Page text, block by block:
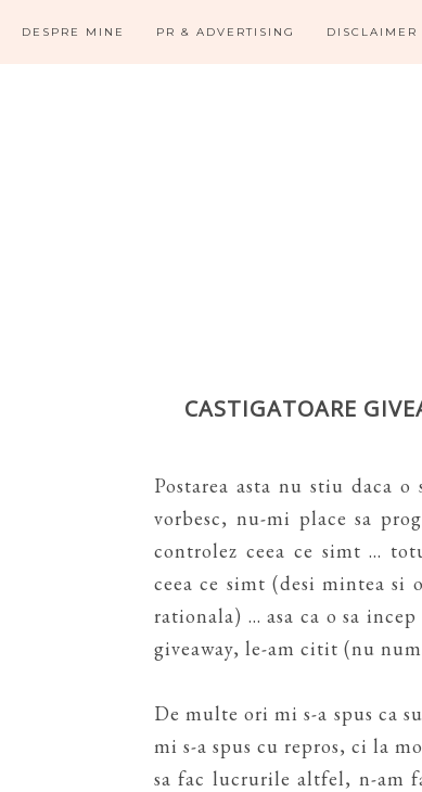
DESPRE MINE PR & ADVERTISING DISCLAIMER
CASTIGATOARE
Postarea asta nu stiu daca
vorbesc, nu-mi place sa
controlez ceea ce simt ...
ceea ce simt (desi mintea si
rationala) ... asa ca o sa
giveaway, le-am citit (nu
De multe ori mi s-a spus ca
mi s-a spus cu repros, ci la
sa fac lucrurile altfel, n-am